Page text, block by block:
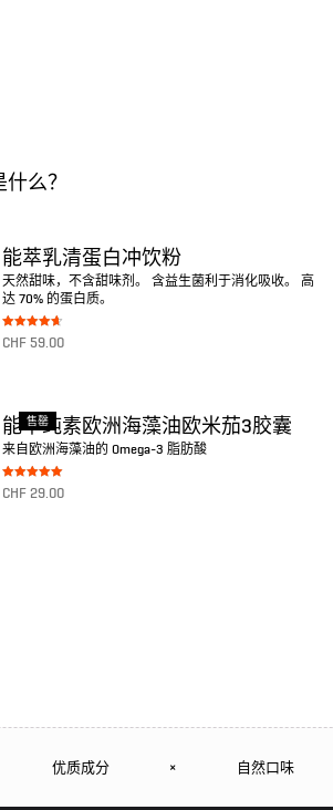
么？
能萃乳清蛋白冲饮粉
天然甜味，不含甜味剂。 含益生菌利于消化吸收。 高
达 70% 的蛋白质。
Bewertet
mit
CHF59.00
售罄
能萃纯素欧洲海藻油欧米茄3胶囊
来自欧洲海藻油的 Omega-3 脂肪酸
Bewertet mit
5.00
CHF29.00
优质成分 × 自然口味